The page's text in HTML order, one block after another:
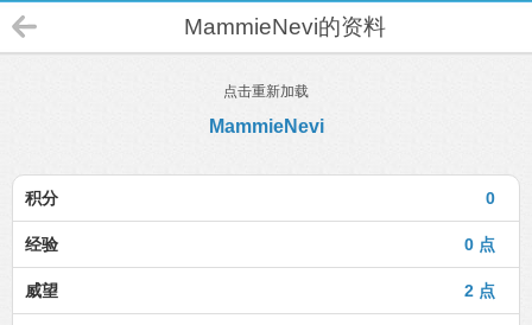
MammieNevi的资料
点击重新加载
MammieNevi
0
积分
0 点
经验
2 点
威望